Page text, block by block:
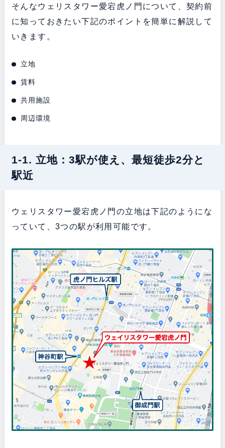
そんなウェリスタワー愛宕虎ノ門について、契約前
に知っておきたい下記のポイントを簡単に解説して
いきます。
立地
賃料
共用施設
周辺環境
1-1. 立地：3駅が使え、最短徒歩2分と
駅近
ウェリスタワー愛宕虎ノ門の立地は下記のようにな
っていて、3つの駅が利用可能です。